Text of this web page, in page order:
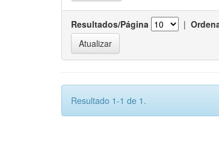
Resultados/Página |
Resultado 1-1 de 1.